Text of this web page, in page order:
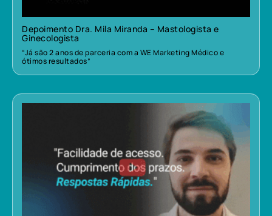
Depoimento Dra. Mila Miranda – Mastologista e
Ginecologista
“Já são 2 anos de parceria com a WE Marketing Médico e
ótimos resultados”